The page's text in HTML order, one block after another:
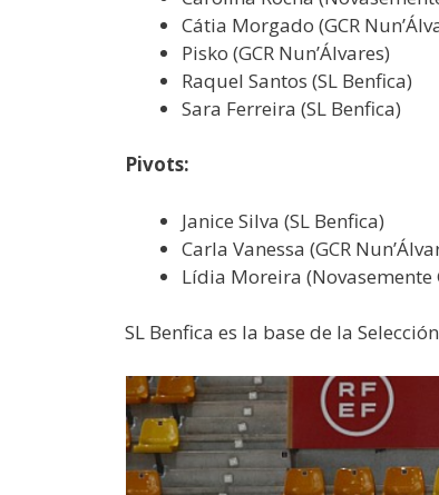
Cátia Morgado (GCR
Pisko (GCR Nun’Álvares)
Raquel Santos (SL Benfica)
Sara Ferreira (SL Benfica)
Pivots:
Janice Silva (SL Benfica)
Carla Vanessa (GCR
Lídia Moreira (Novasemente
SL Benfica es la base de la